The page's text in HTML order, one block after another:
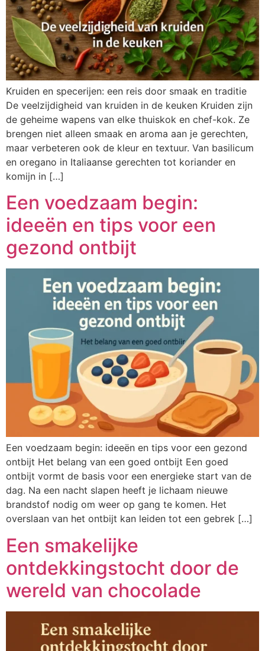
Kruiden en specerijen: een reis door smaak en traditie
De veelzijdigheid van kruiden in de keuken Kruiden zijn
de geheime wapens van elke thuiskok en chef-kok. Ze
brengen niet alleen smaak en aroma aan je gerechten,
maar verbeteren ook de kleur en textuur. Van basilicum
en oregano in Italiaanse gerechten tot koriander en
komijn in […]
Een voedzaam begin:
ideeën en tips voor een
gezond ontbijt
Een voedzaam begin: ideeën en tips voor een gezond
ontbijt Het belang van een goed ontbijt Een goed
ontbijt vormt de basis voor een energieke start van de
dag. Na een nacht slapen heeft je lichaam nieuwe
brandstof nodig om weer op gang te komen. Het
overslaan van het ontbijt kan leiden tot een gebrek […]
Een smakelijke
ontdekkingstocht door de
wereld van chocolade